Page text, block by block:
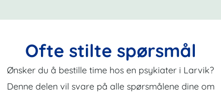
Ofte stilte spørsmål
Ønsker du å bestille time hos en psykiater i Larvik?
Denne delen vil svare på alle spørsmålene dine om